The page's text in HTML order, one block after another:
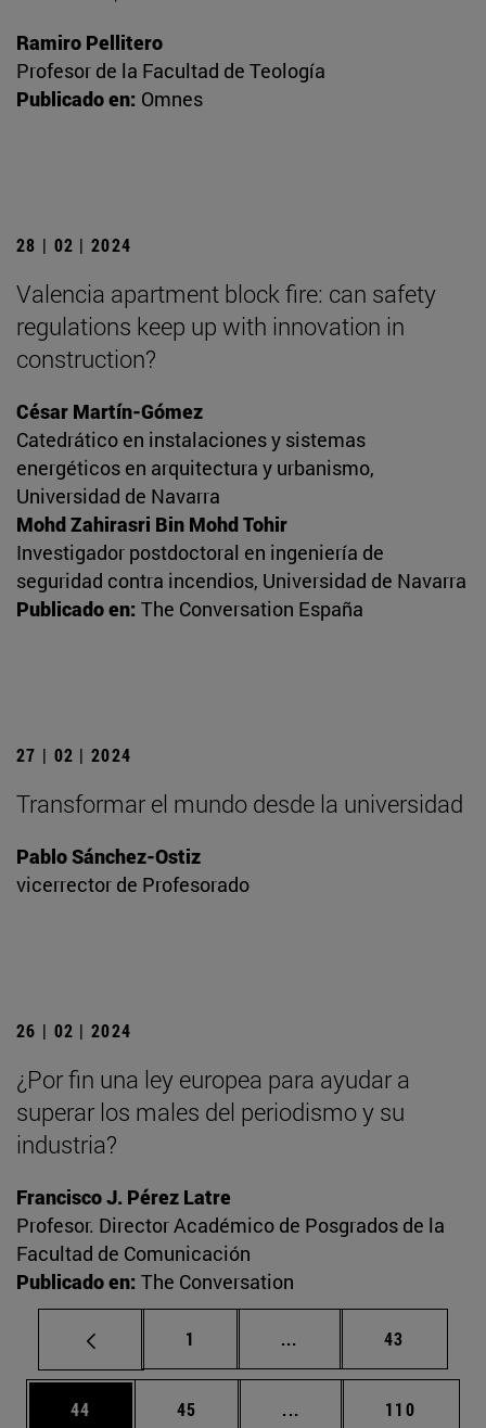
Ramiro Pellitero
Profesor de la Facultad de Teología
Publicado en: Omnes
28 | 02 | 2024
Valencia apartment block fire: can safety
regulations keep up with innovation in
construction?
César Martín-Gómez
Catedrático en instalaciones y sistemas
energéticos en arquitectura y urbanismo,
Universidad de Navarra
Mohd Zahirasri Bin Mohd Tohir
Investigador postdoctoral en ingeniería de
seguridad contra incendios, Universidad de Navarra
Publicado en: The Conversation España
27 | 02 | 2024
Transformar el mundo desde la universidad
Pablo Sánchez-Ostiz
vicerrector de Profesorado
26 | 02 | 2024
¿Por fin una ley europea para ayudar a
superar los males del periodismo y su
industria?
Francisco J. Pérez Latre
Profesor. Director Académico de Posgrados de la
Facultad de Comunicación
Publicado en: The Conversation
Página
1 ... Páginas intermedias
Página
43
Página
44 Página
45 ... Páginas intermedias
Página
110